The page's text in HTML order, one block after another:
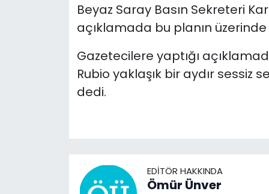
Beyaz Saray Basın Sekreteri
açıklamada bu planın üzerinde
Gazetecilere yaptığı
Rubio yaklaşık bir aydır sessiz
dedi.
EDITÖR HAKKINDA
Ömür Ünver